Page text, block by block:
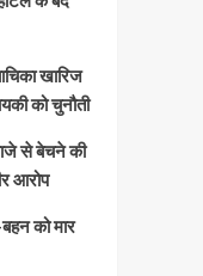
खारिज
को चुनौती
से बेचने की
आरोप
को मार